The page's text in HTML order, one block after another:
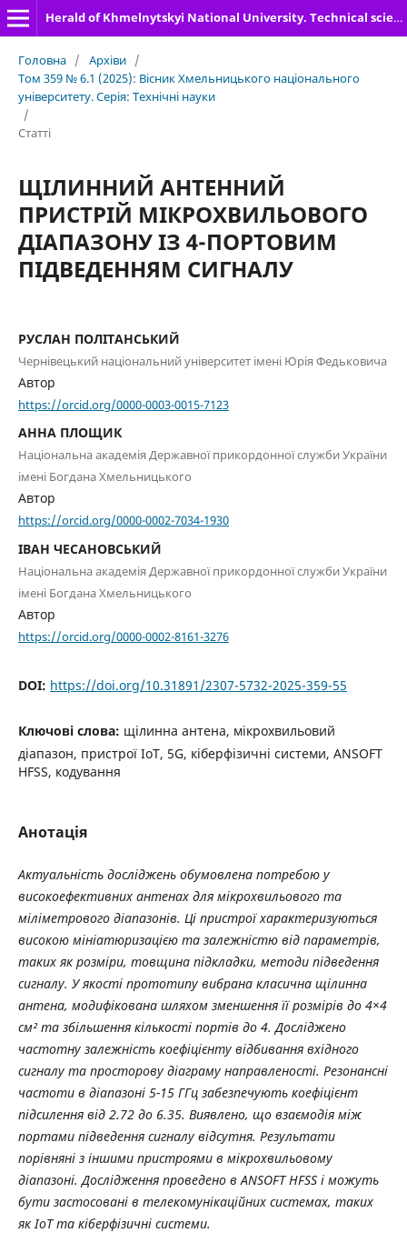
Herald of Khmelnytskyi National University. Technical sciences
Головна / Архіви /
Том 359 № 6.1 (2025): Вісник Хмельницького національного
університету. Серія: Технічні науки
/
Статті
ЩІЛИННИЙ АНТЕННИЙ
ПРИСТРІЙ МІКРОХВИЛЬОВОГО
ДІАПАЗОНУ ІЗ 4-ПОРТОВИМ
ПІДВЕДЕННЯМ СИГНАЛУ
РУСЛАН ПОЛІТАНСЬКИЙ
Чернівецький національний університет імені Юрія Федьковича
Автор
https://orcid.org/0000-0003-0015-7123
АННА ПЛОЩИК
Національна академія Державної прикордонної служби України
імені Богдана Хмельницького
Автор
https://orcid.org/0000-0002-7034-1930
ІВАН ЧЕСАНОВСЬКИЙ
Національна академія Державної прикордонної служби України
імені Богдана Хмельницького
Автор
https://orcid.org/0000-0002-8161-3276
DOI: https://doi.org/10.31891/2307-5732-2025-359-55
Ключові слова: щілинна антена, мікрохвильовий
діапазон, пристрої IоТ, 5G, кiберфiзичнi системи, ANSOFT
HFSS, кодування
Анотація
Актуальність досліджень обумовлена потребою у
високоефективних антенах для мікрохвильового та
міліметрового діапазонів. Ці пристрої характеризуються
високою мініатюризацією та залежністю від параметрів,
таких як розміри, товщина підкладки, методи підведення
сигналу. У якості прототипу вибрана класична щілинна
антена, модифікована шляхом зменшення її розмірів до 4×4
см² та збільшення кількості портів до 4. Досліджено
частотну залежність коефіцієнту відбивання вхідного
сигналу та просторову діаграму направленості. Резонансні
частоти в діапазоні 5-15 ГГц забезпечують коефіцієнт
підсилення від 2.72 до 6.35. Виявлено, що взаємодія між
портами підведення сигналу відсутня. Результати
порівняні з іншими пристроями в мікрохвильовому
діапазоні. Дослідження проведено в ANSOFT HFSS і можуть
бути застосовані в телекомунікаційних системах, таких
як IoT та кіберфізичні системи.